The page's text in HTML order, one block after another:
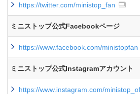
https://twitter.com/ministop_fan
ミニストップ公式Facebookページ
https://www.facebook.com/ministopfan
ミニストップ公式Instagramアカウント
https://www.instagram.com/